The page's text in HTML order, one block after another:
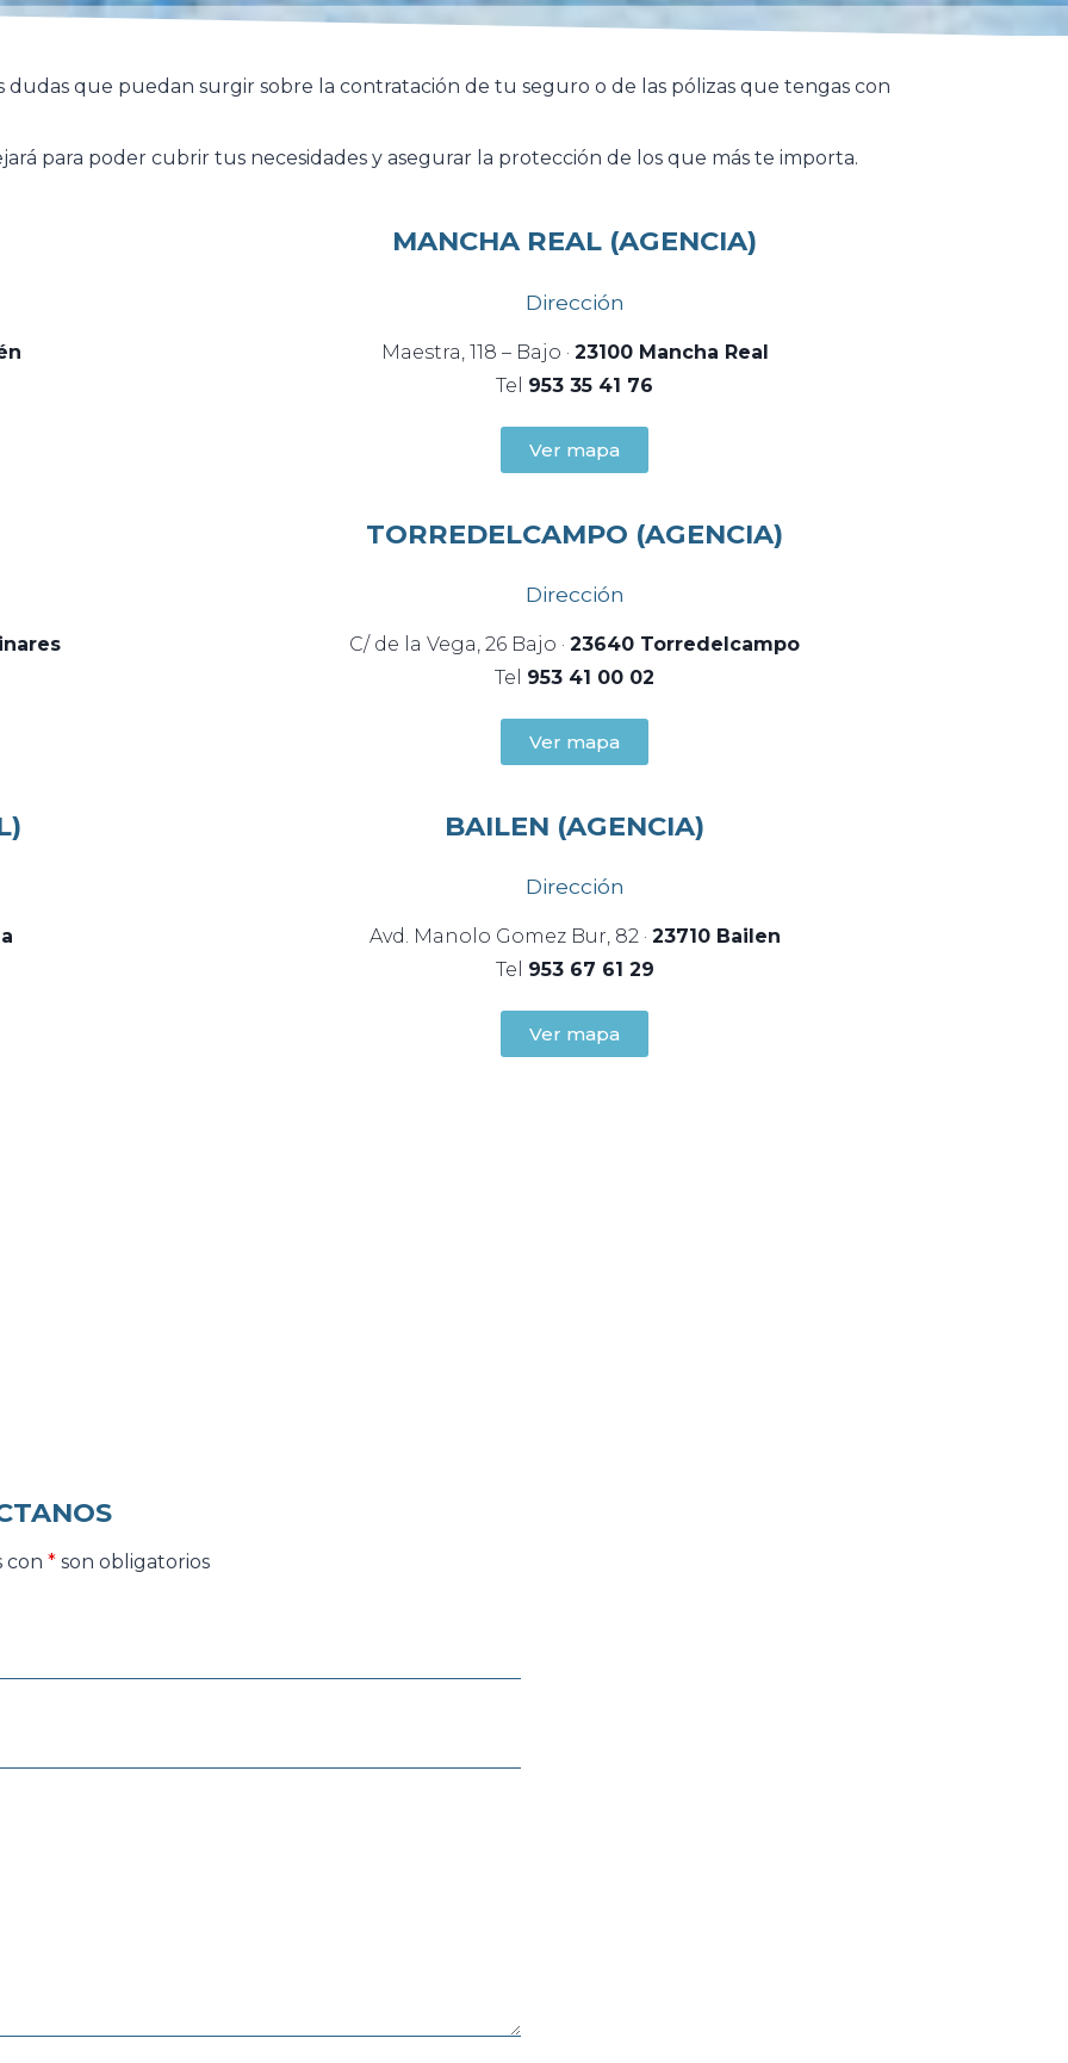
dudas que puedan surgir sobre la contratación de tu seguro o de las pólizas que tengas con
para poder cubrir tus necesidades y asegurar la protección de los que más te importa.
MANCHA REAL (AGENCIA)
Dirección
Maestra, 118 – Bajo · 23100 Mancha Real
Tel 953 35 41 76
Ver mapa
TORREDELCAMPO (AGENCIA)
Dirección
C/ de la Vega, 26 Bajo · 23640 Torredelcampo
Tel 953 41 00 02
Ver mapa
BAILEN (AGENCIA)
Dirección
Avd. Manolo Gomez Bur, 82 · 23710 Bailen
Tel 953 67 61 29
Ver mapa
con * son obligatorios